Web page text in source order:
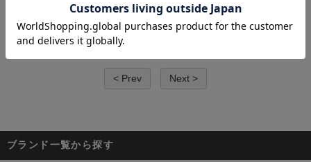
3,300円(税込3,630円)
< Prev Next >
ブランド一覧から探す